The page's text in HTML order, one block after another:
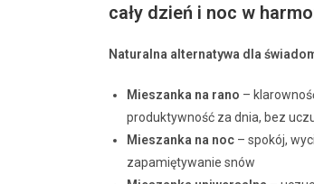
cały dzień i noc w
Naturalna alternatywa dla
Mieszanka na rano –
produktywność za dnia, bez
Mieszanka na noc – spokój,
zapamiętywanie snów